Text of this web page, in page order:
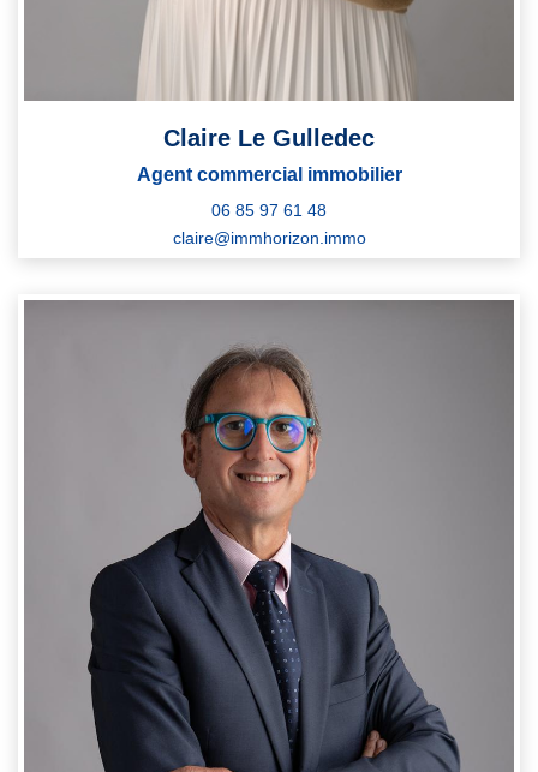
Claire Le Gulledec
Agent commercial immobilier
06 85 97 61 48
claire@immhorizon.immo